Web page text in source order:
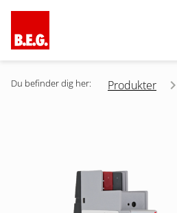
Du befinder dig her: Produkter